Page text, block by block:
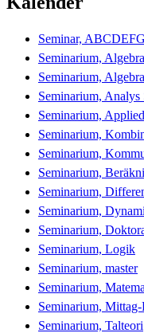
Seminar,
Seminarium,
Seminarium,
Seminarium,
Seminarium,
Seminarium,
Seminarium,
Seminarium,
Seminarium,
Seminarium,
Seminarium,
Seminarium, Logik
Seminarium, master
Seminarium,
Seminarium,
Seminarium, Talteori